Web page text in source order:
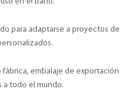
para adaptarse a proyectos de
fábrica, embalaje de exportación
a todo el mundo.